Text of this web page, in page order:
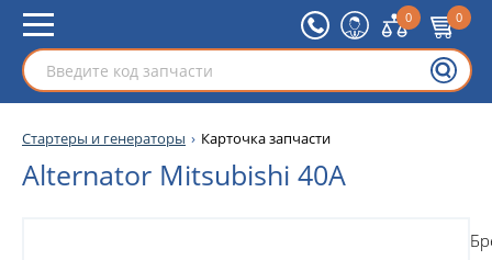
0 0
Стартеры и генераторы Карточка запчасти
Alternator Mitsubishi 40A